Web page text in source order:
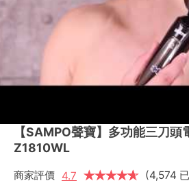
【SAMPO聲寶】多功能三刀頭
Z1810WL
商家評價 4.7 ★★★★★
★ (4,574